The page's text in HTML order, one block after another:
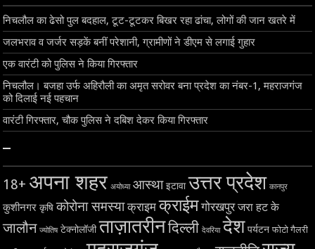
निचलौल का ढेसो पुल बदहाल, टूट-टूटकर बिखर रहा ढांचा, लोगों की जान खतरे में
जलभराव व जर्जर सड़कें बनीं परेशानी, ग्रामीणों ने डीएम से लगाई गुहार
एक वारंटी को पुलिस ने किया गिरफ्तार
निचलौल। बजहा उर्फ अहिरौली का अमृत सरोवर बना प्रदेश का नंबर-1, महराजगंज
को दिलाई नई पहचान
वारंटी गिरफ्तार, चौक पुलिस ने दबिश देकर किया गिरफ्तार
–
18+ अपना शहर अयोध्या आस्था इटावा उत्तर प्रदेश कानपुर
कुशीनगर कृषि कोरोना समस्या क्राइम क्राईम गोरखपुर जरा हट के
जालौन ज्योतिष टेक्नोलॉजी ताज़ातरीनदिल्ली देवरिया देश पर्यटन फोटो गैलरी